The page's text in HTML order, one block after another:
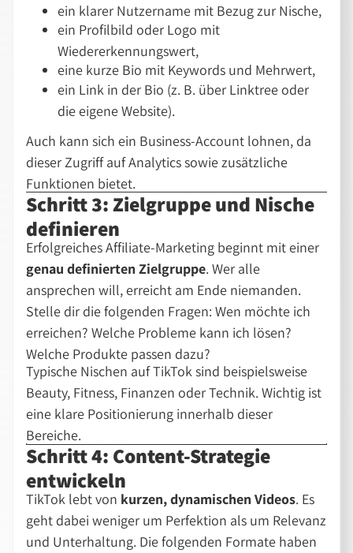
ein klarer Nutzername mit Bezug zur Nische,
ein Profilbild oder Logo mit
Wiedererkennungswert,
eine kurze Bio mit Keywords und Mehrwert,
ein Link in der Bio (z. B. über Linktree oder
die eigene Website).
Auch kann sich ein Business-Account lohnen, da
dieser Zugriff auf Analytics sowie zusätzliche
Funktionen bietet.
Schritt 3: Zielgruppe und Nische
definieren
Erfolgreiches Affiliate-Marketing beginnt mit einer
genau definierten Zielgruppe. Wer alle
ansprechen will, erreicht am Ende niemanden.
Stelle dir die folgenden Fragen: Wen möchte ich
erreichen? Welche Probleme kann ich lösen?
Welche Produkte passen dazu?
Typische Nischen auf TikTok sind beispielsweise
Beauty, Fitness, Finanzen oder Technik. Wichtig ist
eine klare Positionierung innerhalb dieser
Bereiche.
Schritt 4: Content-Strategie
entwickeln
TikTok lebt von kurzen, dynamischen Videos. Es
geht dabei weniger um Perfektion als um Relevanz
und Unterhaltung. Die folgenden Formate haben